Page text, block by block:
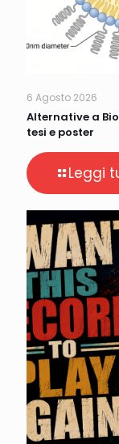
6 Agosto 2026
Alternative a
tesi e poster
Leggi